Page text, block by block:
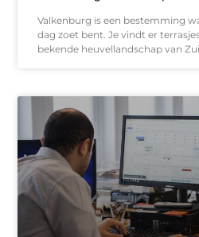
Valkenburg is een bestemming
dag zoet bent. Je vindt er
bekende heuvellandschap van